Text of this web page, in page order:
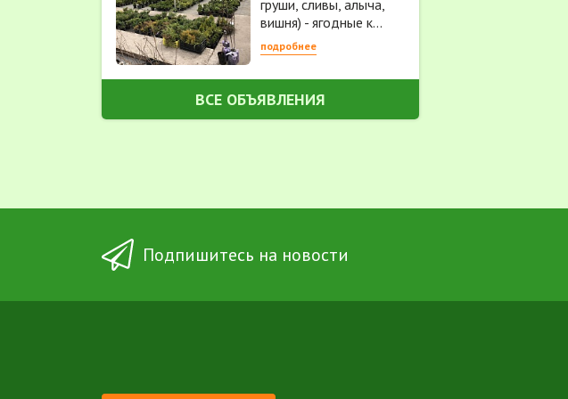
груши, сливы, алыча,
вишня) - ягодные к...
подробнее
ВСЕ ОБЪЯВЛЕНИЯ
Подпишитесь на новости